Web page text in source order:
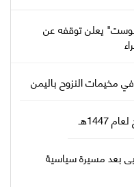
يعلن توقفه عن
مخيمات النزوح باليمن
بعد مسيرة سياسية